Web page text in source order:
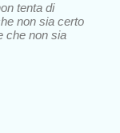
tenta di
non sia certo
che non sia